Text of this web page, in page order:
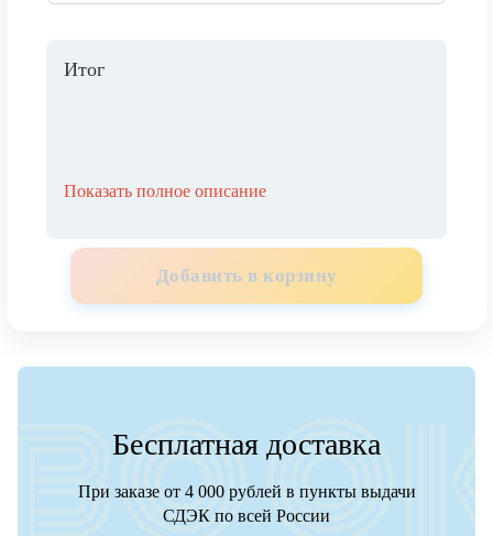
Итог
Показать полное описание
Добавить в корзину
Бесплатная доставка
При заказе от 4 000 рублей в пункты выдачи
СДЭК по всей России